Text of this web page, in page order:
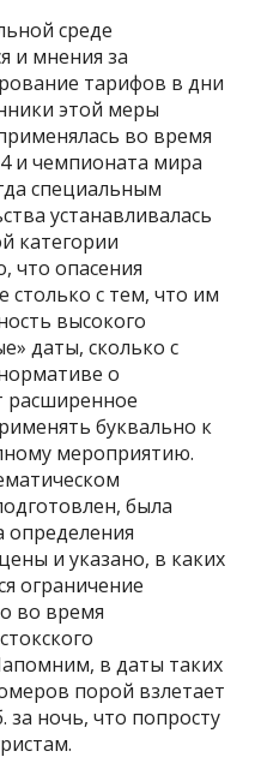
среде
и мнения за
тарифов в дни
этой меры
во время
и чемпионата мира
специальным
устанавливалась
категории
что опасения
столько с тем, что им
высокого
даты, сколько с
о
расширенное
буквально к
мероприятию.
была
определения
и указано, в каких
ограничение
во время
в даты таких
порой взлетает
за ночь, что попросту